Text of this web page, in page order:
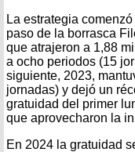
La estrategia
paso de la borrasca
que atrajeron a 1,88
a ocho periodos (15
siguiente, 2023,
jornadas) y dejó un
gratuidad del primer
que aprovecharon la
En 2024 la gratuidad